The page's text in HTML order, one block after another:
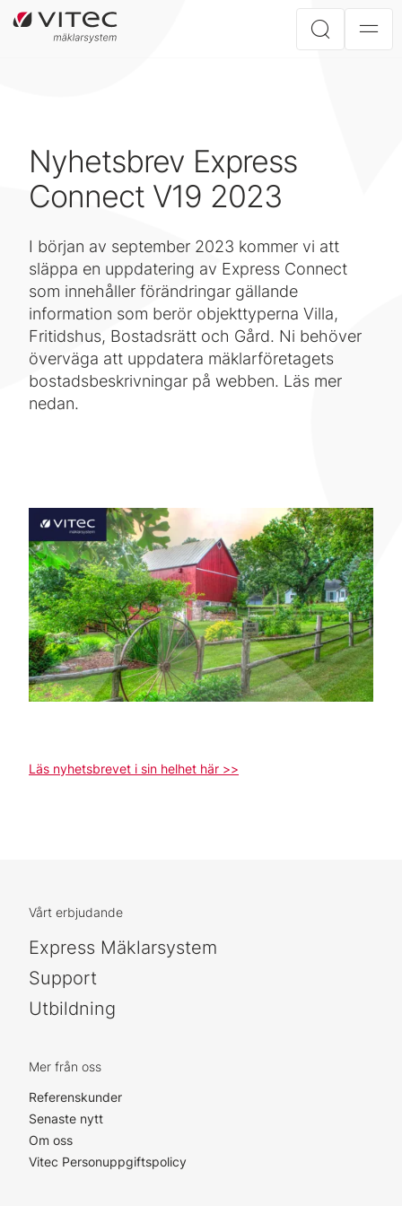
Nyhetsbrev Express
Connect V19 2023
I början av september 2023 kommer vi att
släppa en uppdatering av Express Connect
som innehåller förändringar gällande
information som berör objekttyperna Villa,
Fritidshus, Bostadsrätt och Gård. Ni behöver
överväga att uppdatera mäklarföretagets
bostadsbeskrivningar på webben. Läs mer
nedan.
Läs nyhetsbrevet i sin helhet här >>
Vårt erbjudande
Express Mäklarsystem
Support
Utbildning
Mer från oss
Referenskunder
Senaste nytt
Om oss
Vitec Personuppgiftspolicy